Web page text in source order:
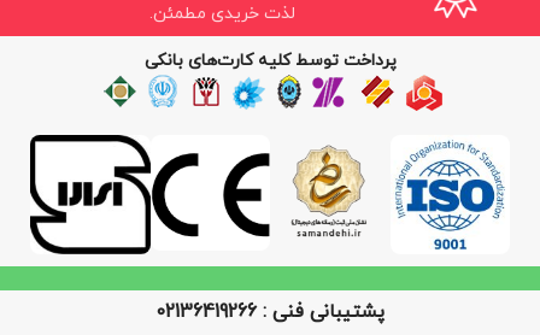
لذت خریدی مطمئن.
پرداخت توسط کلیه کارت‌های بانکی
پشتیبانی فنی : 02136419266